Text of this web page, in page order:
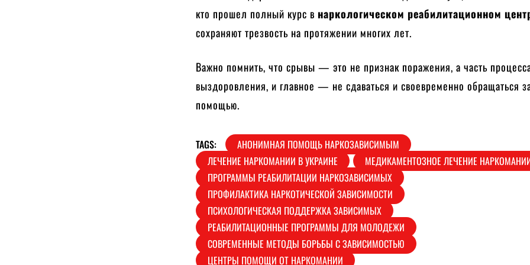
кто прошел полный курс в наркологическом реабилитационном
сохраняют трезвость на протяжении многих лет.
Важно помнить, что срывы — это не признак поражения, а часть
выздоровления, и главное — не сдаваться и своевременно обращаться
помощью.
TAGS:
АНОНИМНАЯ ПОМОЩЬ НАРКОЗАВИСИМЫМ
ЛЕЧЕНИЕ НАРКОМАНИИ В УКРАИНЕ
МЕДИКАМЕНТОЗНОЕ ЛЕЧЕНИЕ
ПРОГРАММЫ РЕАБИЛИТАЦИИ НАРКОЗАВИСИМЫХ
ПРОФИЛАКТИКА НАРКОТИЧЕСКОЙ ЗАВИСИМОСТИ
ПСИХОЛОГИЧЕСКАЯ ПОДДЕРЖКА ЗАВИСИМЫХ
РЕАБИЛИТАЦИОННЫЕ ПРОГРАММЫ ДЛЯ МОЛОДЕЖИ
СОВРЕМЕННЫЕ МЕТОДЫ БОРЬБЫ С ЗАВИСИМОСТЬЮ
ЦЕНТРЫ ПОМОЩИ ОТ НАРКОМАНИИ